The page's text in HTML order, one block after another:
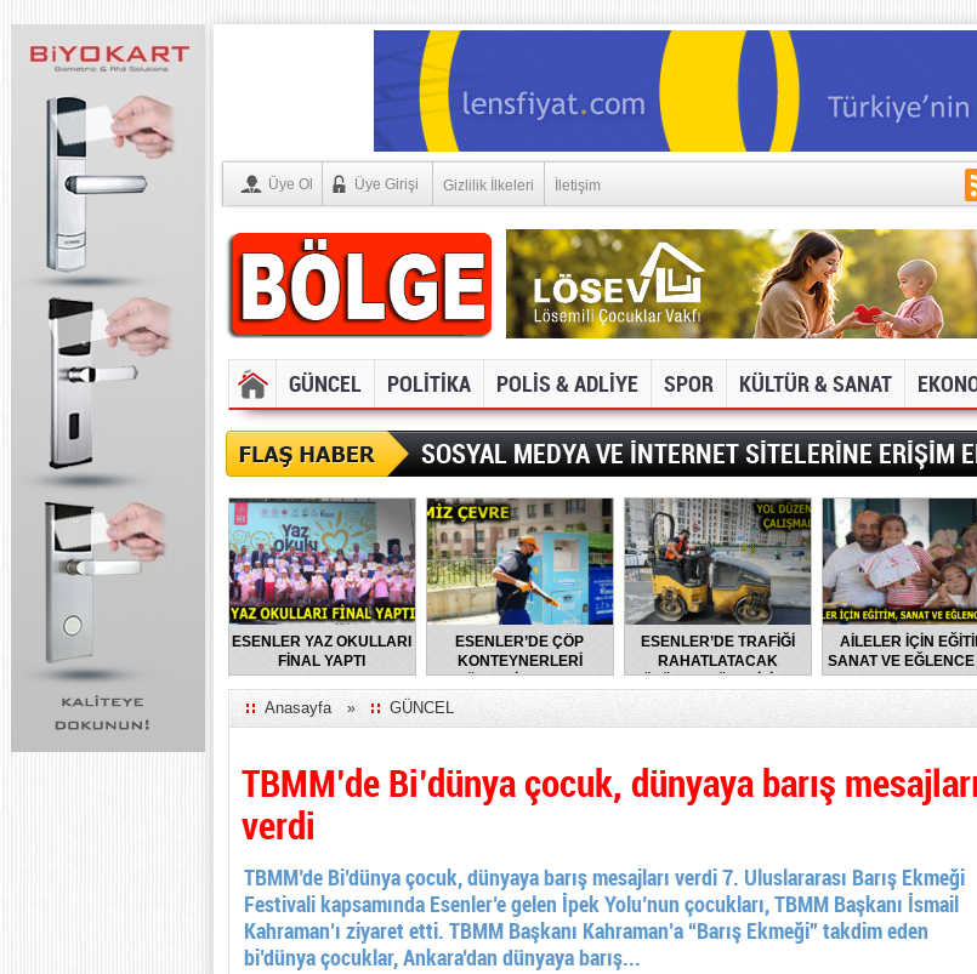
Üye Ol Üye Girişi Gizlilik İlkeleri İletişim
GÜNCEL POLİTİKA POLİS & ADLİYE SPOR KÜLTÜR & SANAT
SOSYAL MEDYA VE İNTERNET SİTELERİNE ERİŞİM
ESENLER YAZ OKULLARI
FİNAL YAPTI
ESENLER’DE ÇÖP
KONTEYNERLERİ
DÜZENLİ OLARAK
DEZENFEKTE EDİLİYOR
ESENLER’DE TRAFİĞİ
RAHATLATACAK
ÇÖZÜMLER ÜRETİLİYOR
AİLELER İÇİN
SANAT VE
ARADA
Anasayfa » GÜNCEL
TBMM’de Bi’dünya çocuk, dünyaya barış mesajları
verdi
TBMM’de Bi’dünya çocuk, dünyaya barış mesajları verdi 7. Uluslararası Barış Ekmeği
Festivali kapsamında Esenler’e gelen İpek Yolu’nun çocukları, TBMM Başkanı İsmail
Kahraman’ı ziyaret etti. TBMM Başkanı Kahraman’a “Barış Ekmeği” takdim eden
bi’dünya çocuklar, Ankara’dan dünyaya barış...